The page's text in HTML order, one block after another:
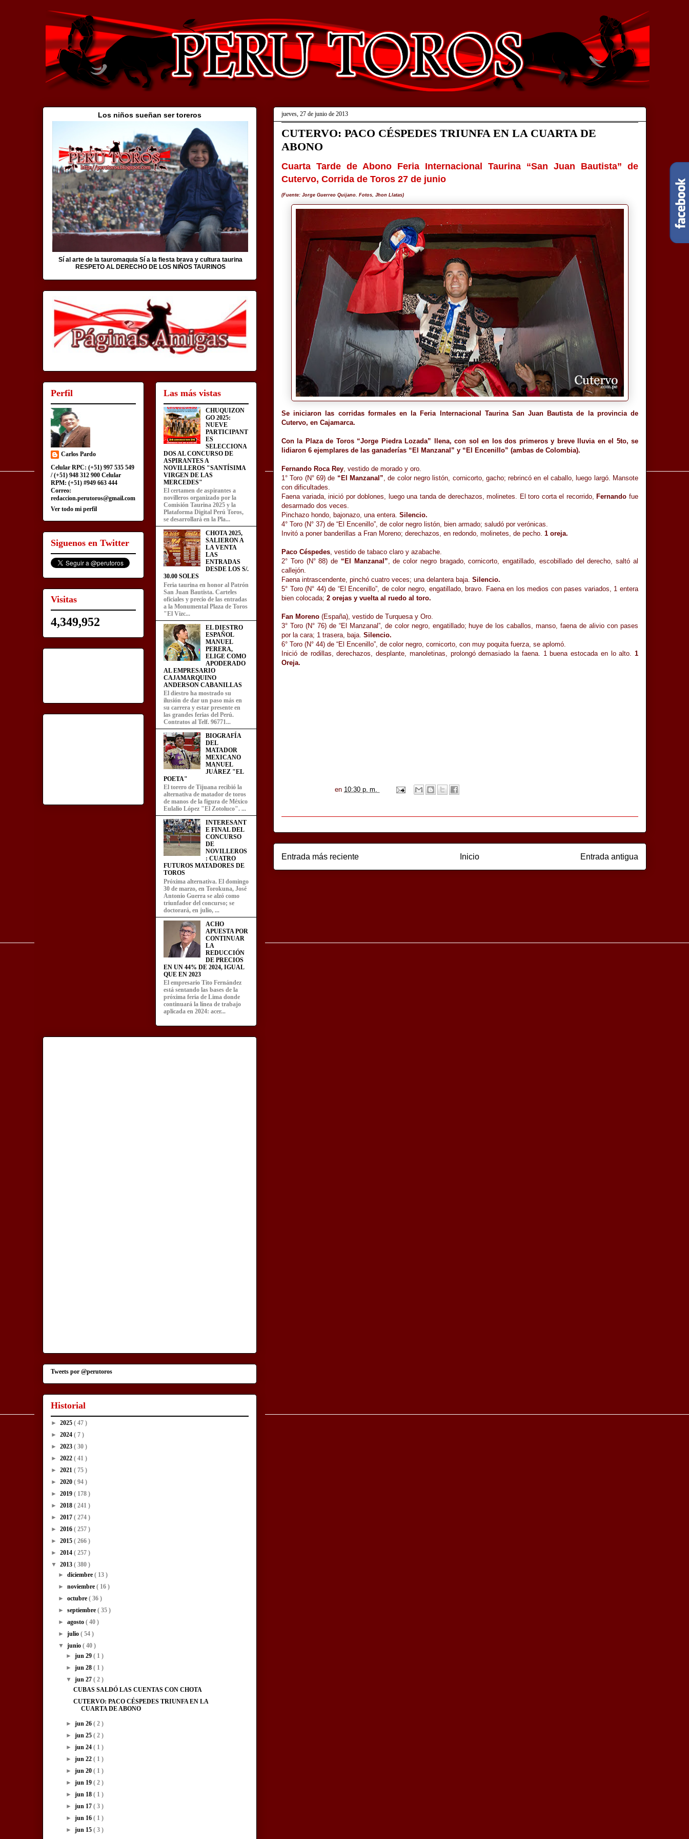
jueves, 27 de junio de 2013
CUTERVO: PACO CÉSPEDES TRIUNFA EN LA CUARTA DE
ABONO
Cuarta Tarde de Abono Feria Internacional Taurina “San Juan Bautista” de
Cutervo, Corrida de Toros 27 de junio
(Fuente: Jorge Guerreo Quijano. Fotos, Jhon Llatas)
Se iniciaron las corridas formales en la Feria Internacional Taurina San Juan Bautista de la provincia de
Cutervo, en Cajamarca.
Con la Plaza de Toros “Jorge Piedra Lozada” llena, con sol en los dos primeros y breve lluvia en el 5to, se
lidiaron 6 ejemplares de las ganaderías “El Manzanal” y “El Encenillo” (ambas de Colombia).
Fernando Roca Rey, vestido de morado y oro.
1° Toro (N° 69) de “El Manzanal”, de color negro listón, cornicorto, gacho; rebrincó en el caballo, luego largó. Mansote
con dificultades.
Faena variada, inició por doblones, luego una tanda de derechazos, molinetes. El toro corta el recorrido, Fernando fue
desarmado dos veces.
Pinchazo hondo, bajonazo, una entera. Silencio.
4° Toro (N° 37) de “El Encenillo”, de color negro listón, bien armado; saludó por verónicas.
Invitó a poner banderillas a Fran Moreno; derechazos, en redondo, molinetes, de pecho. 1 oreja.
Paco Céspedes, vestido de tabaco claro y azabache.
2° Toro (N° 88) de “El Manzanal”, de color negro bragado, cornicorto, engatillado, escobillado del derecho, saltó al
callejón.
Faena intrascendente, pinchó cuatro veces; una delantera baja. Silencio.
5° Toro (N° 44) de “El Encenillo”, de color negro, engatillado, bravo. Faena en los medios con pases variados, 1 entera
bien colocada; 2 orejas y vuelta al ruedo al toro.
Fan Moreno (España), vestido de Turquesa y Oro.
3° Toro (N° 76) de “El Manzanal”, de color negro, engatillado; huye de los caballos, manso, faena de alivio con pases
por la cara; 1 trasera, baja. Silencio.
6° Toro (N° 44) de “El Encenillo”, de color negro, cornicorto, con muy poquita fuerza, se aplomó.
Inició de rodillas, derechazos, desplante, manoletinas, prolongó demasiado la faena. 1 buena estocada en lo alto. 1
Oreja.
en 10:30 p. m.
Entrada más reciente Entrada antigua
Inicio
Los niños sueñan ser toreros
Sí al arte de la tauromaquia Sí a la fiesta brava y cultura taurina
RESPETO AL DERECHO DE LOS NIÑOS TAURINOS
Perfil
Carlos Pardo
Celular RPC: (+51) 997 535 549
/ (+51) 948 312 900 Celular
RPM: (+51) #949 663 444
Correo:
redaccion.perutoros@gmail.com
Ver todo mi perfil
Siguenos en Twitter
Visitas
4,349,952
Las más vistas
CHUQUIZON
GO 2025:
NUEVE
PARTICIPANT
ES
SELECCIONA
DOS AL CONCURSO DE
ASPIRANTES A
NOVILLEROS "SANTÍSIMA
VIRGEN DE LAS
MERCEDES"
El certamen de aspirantes a
novilleros organizado por la
Comisión Taurina 2025 y la
Plataforma Digital Perú Toros,
se desarrollará en la Pla...
CHOTA 2025,
SALIERON A
LA VENTA
LAS
ENTRADAS
DESDE LOS S/.
30.00 SOLES
Feria taurina en honor al Patrón
San Juan Bautista. Carteles
oficiales y precio de las entradas
a la Monumental Plaza de Toros
"El Vizc...
EL DIESTRO
ESPAÑOL
MANUEL
PERERA,
ELIGE COMO
APODERADO
AL EMPRESARIO
CAJAMARQUINO
ANDERSON CABANILLAS
El diestro ha mostrado su
ilusión de dar un paso más en
su carrera y estar presente en
las grandes ferias del Perú.
Contratos al Telf. 96771...
BIOGRAFÍA
DEL
MATADOR
MEXICANO
MANUEL
JUÁREZ "EL
POETA"
El torero de Tijuana recibió la
alternativa de matador de toros
de manos de la figura de México
Eulalio López "El Zotoluco". ...
INTERESANT
E FINAL DEL
CONCURSO
DE
NOVILLEROS
: CUATRO
FUTUROS MATADORES DE
TOROS
Próxima alternativa. El domingo
30 de marzo, en Torokuna, José
Antonio Guerra se alzó como
triunfador del concurso; se
doctorará, en julio, ...
ACHO
APUESTA POR
CONTINUAR
LA
REDUCCIÓN
DE PRECIOS
EN UN 44% DE 2024, IGUAL
QUE EN 2023
El empresario Tito Fernández
está sentando las bases de la
próxima feria de Lima donde
continuará la línea de trabajo
aplicada en 2024: acer...
Tweets por @perutoros
Historial
► 2025 ( 47 )
► 2024 ( 7 )
► 2023 ( 30 )
► 2022 ( 41 )
► 2021 ( 75 )
► 2020 ( 94 )
► 2019 ( 178 )
► 2018 ( 241 )
► 2017 ( 274 )
► 2016 ( 257 )
► 2015 ( 266 )
► 2014 ( 257 )
▼ 2013 ( 380 )
►diciembre( 13 )
►noviembre( 16 )
►octubre( 36 )
►septiembre( 35 )
►agosto( 40 )
►julio( 54 )
▼junio( 40 )
► jun 29 ( 1 )
► jun 28 ( 1 )
▼ jun 27 ( 2 )
CUBAS SALDÓ LAS CUENTAS CON CHOTA
CUTERVO: PACO CÉSPEDES TRIUNFA EN LA
CUARTA DE ABONO
► jun 26 ( 2 )
► jun 25 ( 2 )
► jun 24 ( 1 )
► jun 22 ( 1 )
► jun 20 ( 1 )
► jun 19 ( 2 )
► jun 18 ( 1 )
► jun 17 ( 3 )
► jun 16 ( 1 )
► jun 15 ( 3 )